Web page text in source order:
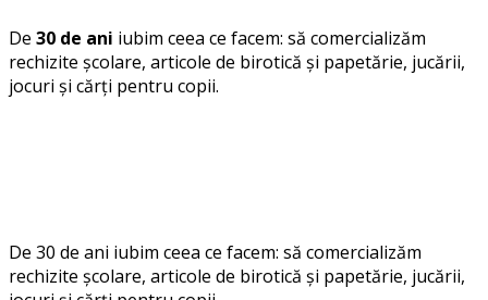
De 30 de ani iubim ceea ce facem: să comercializăm
rechizite școlare, articole de birotică și papetărie, jucării,
jocuri și cărți pentru copii.
De 30 de ani iubim ceea ce facem: să comercializăm
rechizite școlare, articole de birotică și papetărie, jucării,